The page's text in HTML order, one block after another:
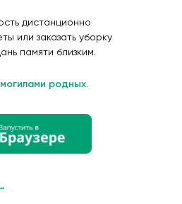
дистанционно
или заказать уборку
памяти близким.
родных.